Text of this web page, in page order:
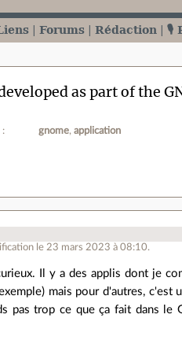
Forums Rédaction 🎙️
as part of the
: gnome application
le 23 mars 2023 à 08:10.
Il y a des applis dont je
mais pour d'autres, c'est
pas trop ce que ça fait dans le